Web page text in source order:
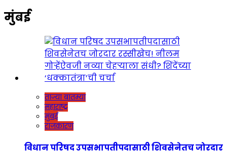
मुंबई
ताज्या बातम्या
महाराष्ट्र
मुंबई
राजकारण
विधान परिषद उपसभापतीपदासाठी शिवसेनेतच जोरदार